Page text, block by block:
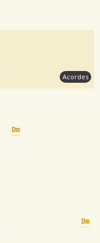
Acordes
Dm
Dm